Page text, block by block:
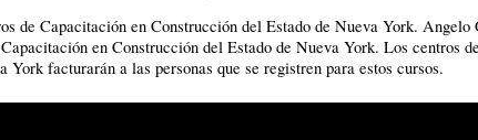
de Capacitación en Construcción del Estado de Nueva York. Angelo
en Construcción del Estado de Nueva York. Los centros de
facturarán a las personas que se registren para estos cursos.